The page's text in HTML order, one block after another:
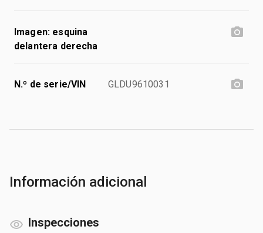
Imagen: esquina
delantera derecha
N.º de serie/VIN GLDU9610031
Información adicional
Inspecciones